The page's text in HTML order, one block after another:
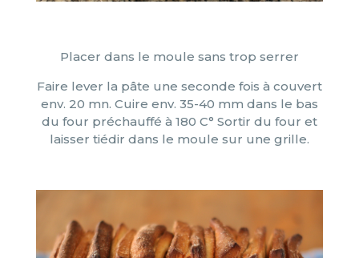
Placer dans le moule sans trop serrer
Faire lever la pâte une seconde fois à couvert
env. 20 mn. Cuire env. 35-40 mm dans le bas
du four préchauffé à 180 C° Sortir du four et
laisser tiédir dans le moule sur une grille.